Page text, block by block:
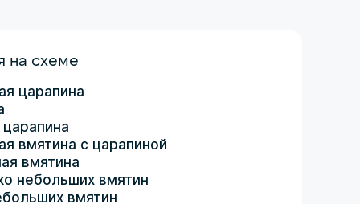
на схеме
царапина
вмятина с царапиной
вмятина
небольших вмятин
вмятин